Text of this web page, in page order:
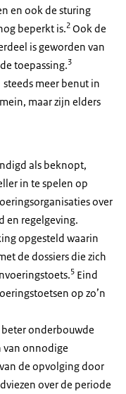
en ook de sturing
beperkt is.2 Ook de
is geworden van
toepassing.3
meer benut in
maar zijn elders
als beknopt,
in te spelen op
over
en regelgeving.
opgesteld waarin
de dossiers die zich
5 Eind
op zo’n
beter onderbouwde
van onnodige
de opvolging door
over de periode